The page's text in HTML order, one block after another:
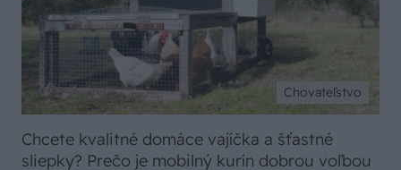
Chovateľstvo
Chcete kvalitné domáce vajíčka a šťastné
sliepky? Prečo je mobilný kurín dobrou voľbou